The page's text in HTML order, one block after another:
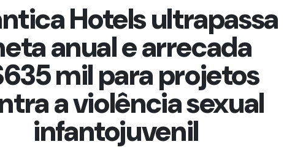
Hotels ultrapassa
anual e arrecada
mil para projetos
a violência sexual
infantojuvenil